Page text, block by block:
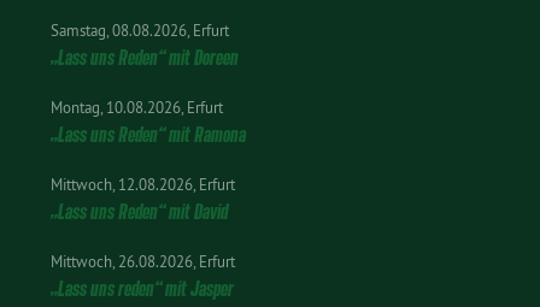
Samstag 08.08.2026 Erfurt
„Lass uns Reden“ mit Doreen
Montag 10.08.2026 Erfurt
„Lass uns Reden“ mit Ramona
Mittwoch 12.08.2026 Erfurt
„Lass uns Reden“ mit David
Mittwoch 26.08.2026 Erfurt
„Lass uns reden“ mit Jasper